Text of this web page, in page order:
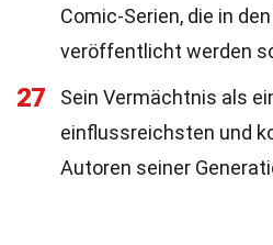
Comic-Serien, die in
veröffentlicht werden
27
Sein Vermächtnis als
einflussreichsten und
Autoren seiner